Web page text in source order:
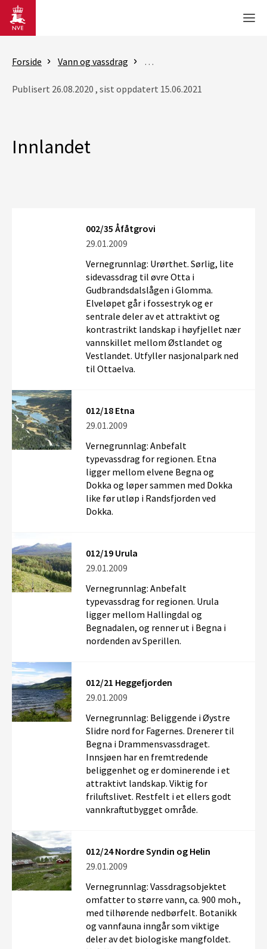
Gå til hovedinnhold
Forside Vann og vassdrag Vassdragsforvaltning
Publisert 26.08.2020 , sist oppdatert 15.06.2021
Innlandet
002/35 Åfåtgrovi
29.01.2009
Vernegrunnlag: Urørthet. Sørlig, lite
sidevassdrag til øvre Otta i
Gudbrandsdalslågen i Glomma.
Elveløpet går i fossestryk og er
sentrale deler av et attraktivt og
kontrastrikt landskap i høyfjellet nær
vannskillet mellom Østlandet og
Vestlandet. Utfyller nasjonalpark ned
til Ottaelva.
012/18 Etna
29.01.2009
Vernegrunnlag: Anbefalt
typevassdrag for regionen. Etna
ligger mellom elvene Begna og
Dokka og løper sammen med Dokka
like før utløp i Randsfjorden ved
Dokka.
012/19 Urula
29.01.2009
Vernegrunnlag: Anbefalt
typevassdrag for regionen. Urula
ligger mellom Hallingdal og
Begnadalen, og renner ut i Begna i
nordenden av Sperillen.
012/21 Heggefjorden
29.01.2009
Vernegrunnlag: Beliggende i Øystre
Slidre nord for Fagernes. Drenerer til
Begna i Drammensvassdraget.
Innsjøen har en fremtredende
beliggenhet og er dominerende i et
attraktivt landskap. Viktig for
friluftslivet. Restfelt i et ellers godt
vannkraftutbygget område.
012/24 Nordre Syndin og Helin
29.01.2009
Vernegrunnlag: Vassdragsobjektet
omfatter to større vann, ca. 900 moh.,
med tilhørende nedbørfelt. Botanikk
og vannfauna inngår som viktige
deler av det biologiske mangfoldet.